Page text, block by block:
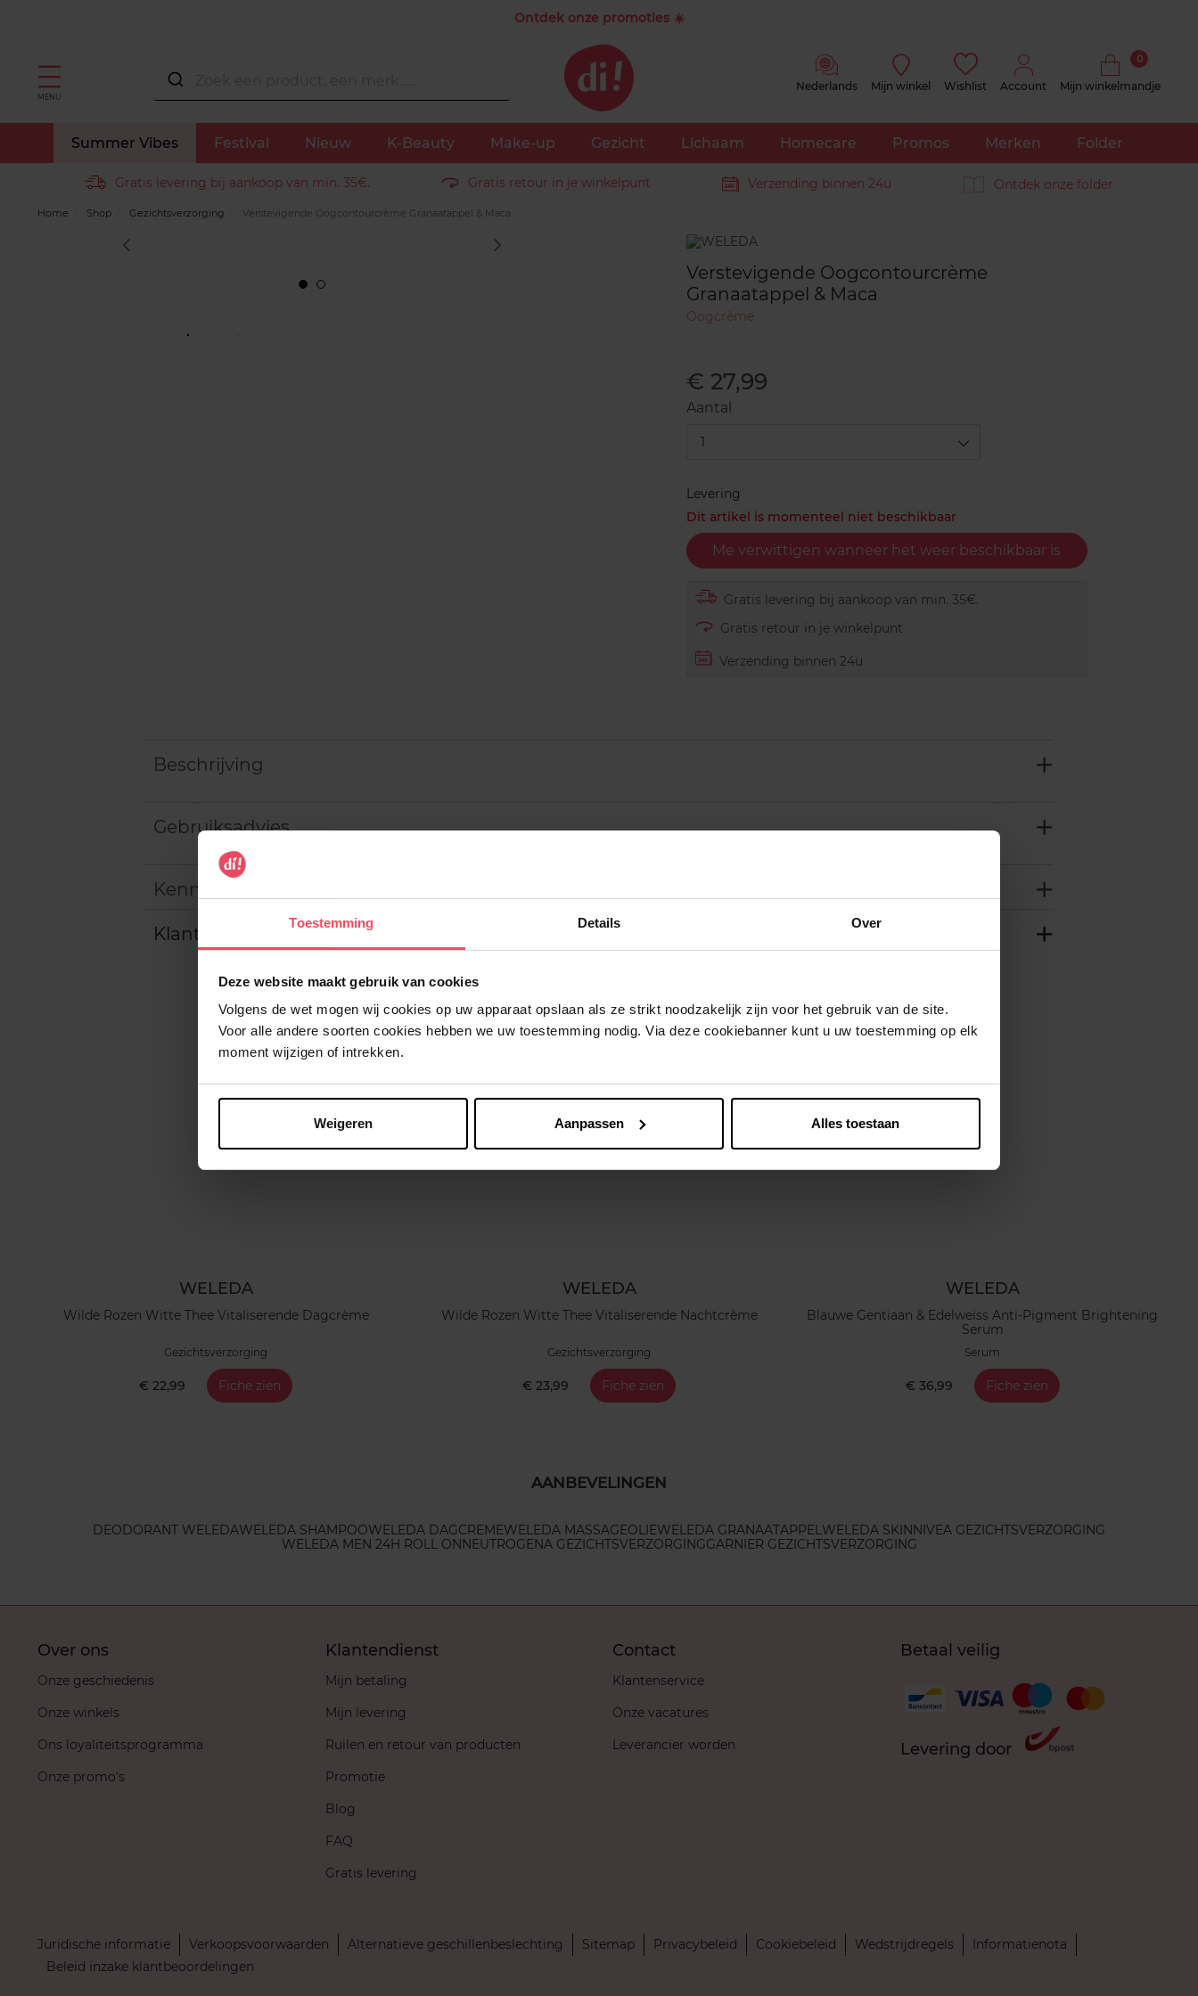
Toestemming Details Over
Deze website maakt gebruik van cookies
Volgens de wet mogen wij cookies op uw apparaat opslaan als ze strikt noodzakelijk zijn voor het gebruik van de site.
Voor alle andere soorten cookies hebben we uw toestemming nodig. Via deze cookiebanner kunt u uw toestemming op elk
moment wijzigen of intrekken.
Weigeren Aanpassen Alles toestaan
Ontdek onze promoties ☀️
MENU
Nederlands Mijn winkel Wishlist Account Mijn winkelmandje
0
Summer Vibes Festival Nieuw K-Beauty Make-up Gezicht Lichaam Homecare Promos Merken Folder
Gratis levering bij aankoop van min. 35€. Gratis retour in je winkelpunt Verzending binnen 24u Ontdek onze folder
Home Shop Gezichtsverzorging Verstevigende Oogcontourcrème Granaatappel & Maca
Merk
Verstevigende Oogcontourcrème
Granaatappel & Maca
Oogcrème
€ 27,99
Aantal
1
Levering
Dit artikel is momenteel niet beschikbaar
Me verwittigen wanneer het weer beschikbaar is
Gratis levering bij aankoop van min. 35€.
Gratis retour in je winkelpunt
Verzending binnen 24u
Beschrijving
Gebruiksadvies
Kenmerken
Klantereview
WELEDA
Wilde Rozen Witte Thee Vitaliserende Dagcrème
Gezichtsverzorging
€ 22,99 Fiche zien
WELEDA
Wilde Rozen Witte Thee Vitaliserende Nachtcrème
Gezichtsverzorging
€ 23,99 Fiche zien
WELEDA
Blauwe Gentiaan & Edelweiss Anti-Pigment Brightening
Serum
Serum
€ 36,99 Fiche zien
AANBEVELINGEN
DEODORANT WELEDAWELEDA SHAMPOOWELEDA DAGCREMEWELEDA MASSAGEOLIEWELEDA GRANAATAPPEL WELEDA SKINNIVEA GEZICHTSVERZORGING
WELEDA MEN 24H ROLL ONNEUTROGENA GEZICHTSVERZORGINGGARNIER GEZICHTSVERZORGING
Over ons
Onze geschiedenis
Onze winkels
Ons loyaliteitsprogramma
Onze promo's
Klantendienst
Mijn betaling
Mijn levering
Ruilen en retour van producten
Promotie
Blog
FAQ
Gratis levering
Contact
Klantenservice
Onze vacatures
Leverancier worden
Betaal veilig
Levering door
Juridische informatie Verkoopsvoorwaarden Alternatieve geschillenbeslechting Sitemap Privacybeleid Cookiebeleid Wedstrijdregels
Informatienota
Beleid inzake klantbeoordelingen